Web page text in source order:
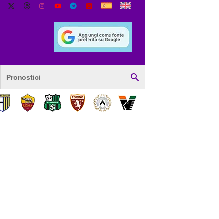
Pronostici